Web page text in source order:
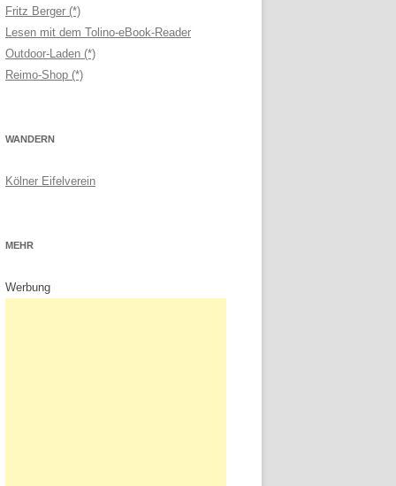
Fritz Berger (*)
Lesen mit dem Tolino-eBook-Reader
Outdoor-Laden (*)
Reimo-Shop (*)
WANDERN
Kölner Eifelverein
MEHR
Werbung